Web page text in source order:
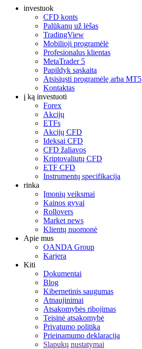
investuok
CFD konts
Palūkanų už lėšas
TradingView
Mobilioji programėlė
Profesionalus klientas
MetaTrader 5
Papildyk sąskaitą
Atsisiųsti programėlę arba MT5
Kontaktas
į ką investuoti
Forex
Akcijų
ETFs
Akcijų CFD
Ideksai CFD
CFD žaliavos
Kriptovaliutų CFD
ETF CFD
Instrumentų specifikacija
rinka
Įmonių veiksmai
Kainos gyvai
Rollovers
Market news
Klientų nuomonė
Apie mus
OANDA Group
Karjera
Kiti
Dokumentai
Blog
Kibernetinis saugumas
Atnaujinimai
Atsakomybės ribojimas
Teisinė atsakomybė
Privatumo politika
Prieinamumo deklaracija
Slapukų nustatymai